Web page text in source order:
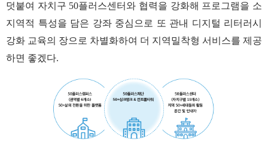
덧붙여 자치구 50플러스센터와 협력을 강화해 프로그램을 소
지역적 특성을 담은 강좌 중심으로 또 관내 디지털 리터러시
강화 교육의 장으로 차별화하여 더 지역밀착형 서비스를 제공
하면 좋겠다.